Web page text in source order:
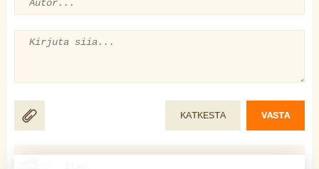
KATKESTA VASTA